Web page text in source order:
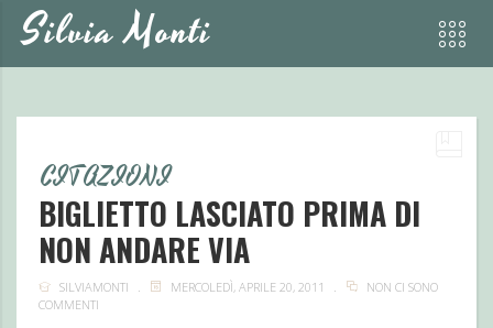
Silvia Monti
CITAZIONI
BIGLIETTO LASCIATO PRIMA DI
NON ANDARE VIA
SILVIAMONTI MERCOLEDÌ, APRILE 20, 2011
NON CI SONO
COMMENTI